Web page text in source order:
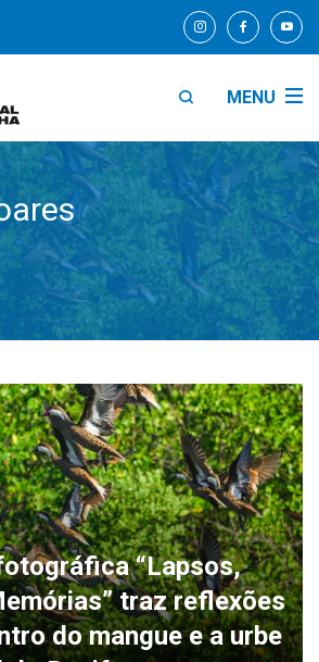
MENU
“Lapsos,
traz reflexões
do mangue e a urbe